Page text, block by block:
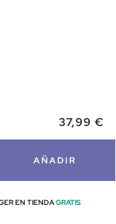
37,99 €
AÑADIR
EN TIENDAGRATIS